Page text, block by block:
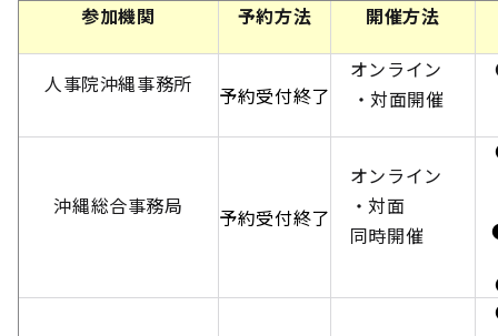
参加機関 予約方法 開催方法
人事院沖縄事務所 予約受付終了
オンライン
・対面開催
沖縄総合事務局 予約受付終了
オンライン
・対面
同時開催